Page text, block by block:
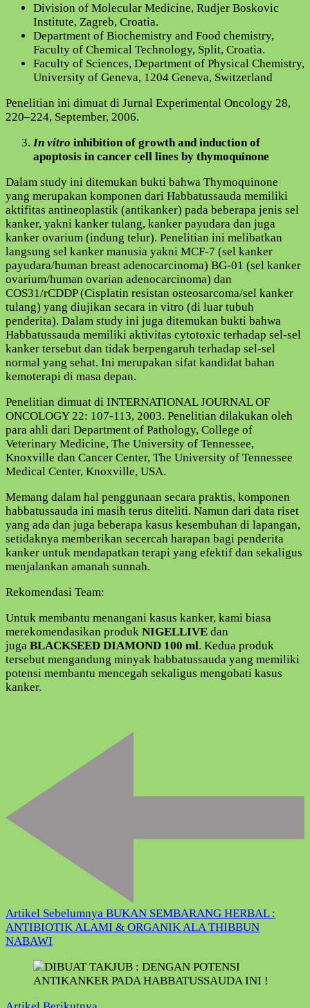
Division of Molecular Medicine, Rudjer Boskovic
Institute, Zagreb, Croatia.
Department of Biochemistry and Food chemistry,
Faculty of Chemical Technology, Split, Croatia.
Faculty of Sciences, Department of Physical Chemistry,
University of Geneva, 1204 Geneva, Switzerland
Penelitian ini dimuat di Jurnal Experimental Oncology 28,
220–224, September, 2006.
In vitro inhibition of growth and induction of
apoptosis in cancer cell lines by thymoquinone
Dalam study ini ditemukan bukti bahwa Thymoquinone
yang merupakan komponen dari Habbatussauda memiliki
aktifitas antineoplastik (antikanker) pada beberapa jenis sel
kanker, yakni kanker tulang, kanker payudara dan juga
kanker ovarium (indung telur). Penelitian ini melibatkan
langsung sel kanker manusia yakni MCF-7 (sel kanker
payudara/human breast adenocarcinoma) BG-01 (sel kanker
ovarium/human ovarian adenocarcinoma) dan
COS31/rCDDP (Cisplatin resistan osteosarcoma/sel kanker
tulang) yang diujikan secara in vitro (di luar tubuh
penderita). Dalam study ini juga ditemukan bukti bahwa
Habbatussauda memiliki aktivitas cytotoxic terhadap sel-sel
kanker tersebut dan tidak berpengaruh terhadap sel-sel
normal yang sehat. Ini merupakan sifat kandidat bahan
kemoterapi di masa depan.
Penelitian dimuat di INTERNATIONAL JOURNAL OF
ONCOLOGY 22: 107-113, 2003. Penelitian dilakukan oleh
para ahli dari Department of Pathology, College of
Veterinary Medicine, The University of Tennessee,
Knoxville dan Cancer Center, The University of Tennessee
Medical Center, Knoxville, USA.
Memang dalam hal penggunaan secara praktis, komponen
habbatussauda ini masih terus diteliti. Namun dari data riset
yang ada dan juga beberapa kasus kesembuhan di lapangan,
setidaknya memberikan secercah harapan bagi penderita
kanker untuk mendapatkan terapi yang efektif dan sekaligus
menjalankan amanah sunnah.
Rekomendasi Team:
Untuk membantu menangani kasus kanker, kami biasa
merekomendasikan produk NIGELLIVE dan
juga BLACKSEED DIAMOND 100 ml. Kedua produk
tersebut mengandung minyak habbatussauda yang memiliki
potensi membantu mencegah sekaligus mengobati kasus
kanker.
Artikel Sebelumnya BUKAN SEMBARANG HERBAL :
ANTIBIOTIK ALAMI & ORGANIK ALA THIBBUN
NABAWI